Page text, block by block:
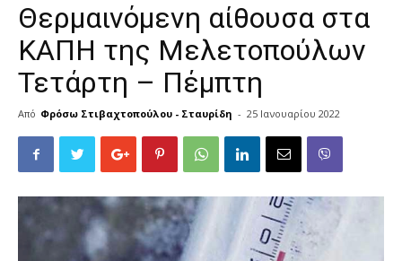
Θερμαινόμενη αίθουσα στα
ΚΑΠΗ της Μελετοπούλων
Τετάρτη – Πέμπτη
Από Φρόσω Στιβαχτοπούλου - Σταυρίδη - 25 Ιανουαρίου 2022